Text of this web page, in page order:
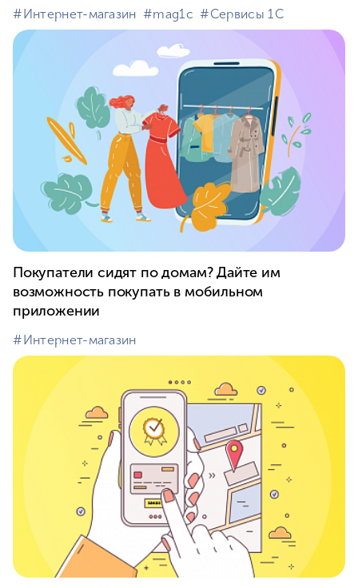
#⁣Интернет-магазин #⁣mag1c #⁣Сервисы 1С
Покупатели сидят по домам? Дайте им
возможность покупать в мобильном
приложении
#⁣Интернет-магазин